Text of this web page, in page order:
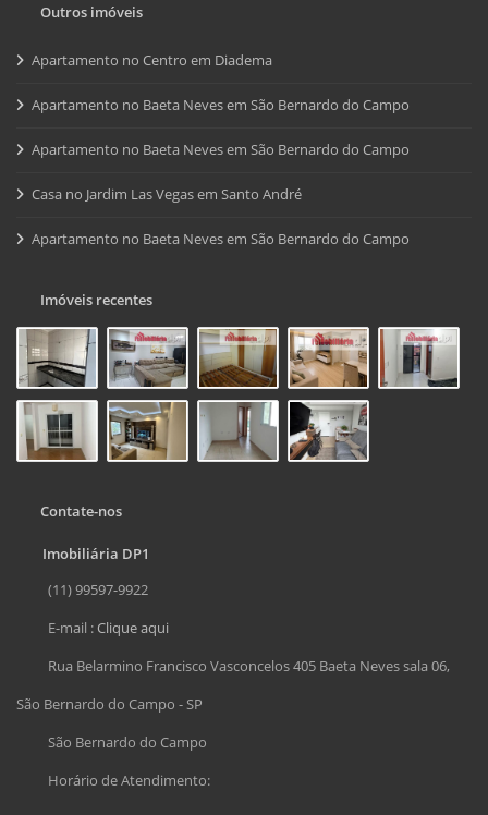
Outros imóveis
Apartamento no Centro em Diadema
Apartamento no Baeta Neves em São Bernardo do Campo
Apartamento no Baeta Neves em São Bernardo do Campo
Casa no Jardim Las Vegas em Santo André
Apartamento no Baeta Neves em São Bernardo do Campo
Imóveis recentes
Contate-nos
Imobiliária DP1
(11) 99597-9922
E-mail :Clique aqui
Rua Belarmino Francisco Vasconcelos 405 Baeta Neves sala 06,
São Bernardo do Campo - SP
São Bernardo do Campo
Horário de Atendimento: